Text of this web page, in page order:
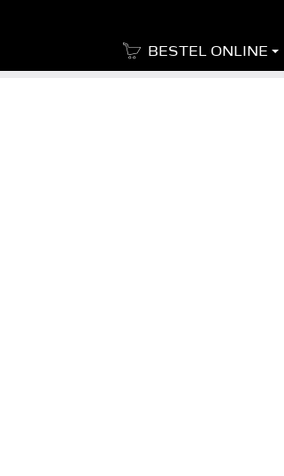
BESTEL ONLINE